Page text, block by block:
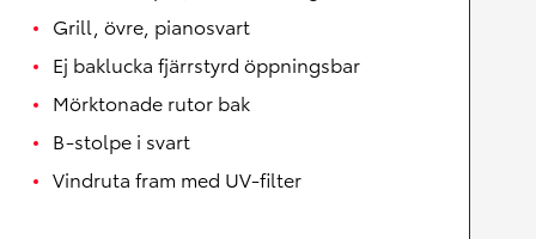
Grill, övre, pianosvart
Ej baklucka fjärrstyrd öppningsbar
Mörktonade rutor bak
B-stolpe i svart
Vindruta fram med UV-filter